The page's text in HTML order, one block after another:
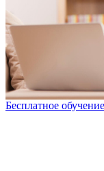
Бесплатное